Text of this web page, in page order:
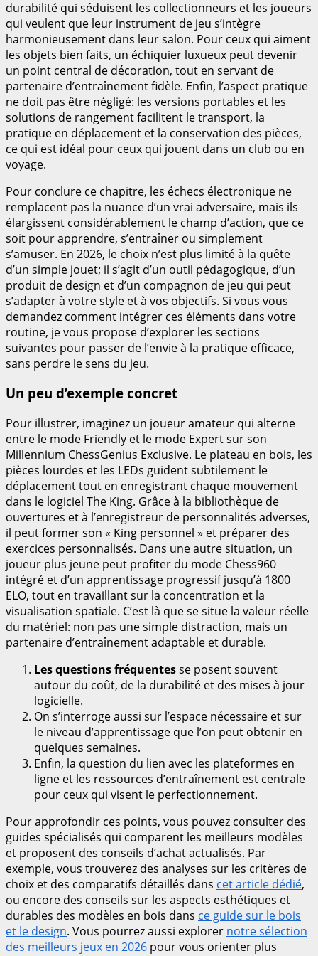
durabilité qui séduisent les collectionneurs et les joueurs
qui veulent que leur instrument de jeu s’intègre
harmonieusement dans leur salon. Pour ceux qui aiment
les objets bien faits, un échiquier luxueux peut devenir
un point central de décoration, tout en servant de
partenaire d’entraînement fidèle. Enfin, l’aspect pratique
ne doit pas être négligé: les versions portables et les
solutions de rangement facilitent le transport, la
pratique en déplacement et la conservation des pièces,
ce qui est idéal pour ceux qui jouent dans un club ou en
voyage.
Pour conclure ce chapitre, les échecs électronique ne
remplacent pas la nuance d’un vrai adversaire, mais ils
élargissent considérablement le champ d’action, que ce
soit pour apprendre, s’entraîner ou simplement
s’amuser. En 2026, le choix n’est plus limité à la quête
d’un simple jouet; il s’agit d’un outil pédagogique, d’un
produit de design et d’un compagnon de jeu qui peut
s’adapter à votre style et à vos objectifs. Si vous vous
demandez comment intégrer ces éléments dans votre
routine, je vous propose d’explorer les sections
suivantes pour passer de l’envie à la pratique efficace,
sans perdre le sens du jeu.
Un peu d’exemple concret
Pour illustrer, imaginez un joueur amateur qui alterne
entre le mode Friendly et le mode Expert sur son
Millennium ChessGenius Exclusive. Le plateau en bois, les
pièces lourdes et les LEDs guident subtilement le
déplacement tout en enregistrant chaque mouvement
dans le logiciel The King. Grâce à la bibliothèque de
ouvertures et à l’enregistreur de personnalités adverses,
il peut former son « King personnel » et préparer des
exercices personnalisés. Dans une autre situation, un
joueur plus jeune peut profiter du mode Chess960
intégré et d’un apprentissage progressif jusqu’à 1800
ELO, tout en travaillant sur la concentration et la
visualisation spatiale. C’est là que se situe la valeur réelle
du matériel: non pas une simple distraction, mais un
partenaire d’entraînement adaptable et durable.
Les questions fréquentesse posent souvent
autour du coût, de la durabilité et des mises à jour
logicielle.
On s’interroge aussi sur l’espace nécessaire et sur
le niveau d’apprentissage que l’on peut obtenir en
quelques semaines.
Enfin, la question du lien avec les plateformes en
ligne et les ressources d’entraînement est centrale
pour ceux qui visent le perfectionnement.
Pour approfondir ces points, vous pouvez consulter des
guides spécialisés qui comparent les meilleurs modèles
et proposent des conseils d’achat actualisés. Par
exemple, vous trouverez des analyses sur les critères de
choix et des comparatifs détaillés dans cet article dédié,
ou encore des conseils sur les aspects esthétiques et
durables des modèles en bois dans ce guide sur le bois
et le design. Vous pourrez aussi explorer notre sélection
des meilleurs jeux en 2026 pour vous orienter plus